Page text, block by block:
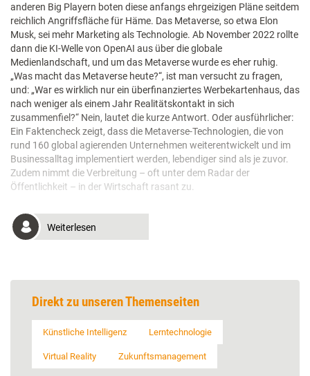
anderen Big Playern boten diese anfangs ehrgeizigen Pläne seitdem
reichlich Angriffsfläche für Häme. Das Metaverse, so etwa Elon
Musk, sei mehr Marketing als Technologie. Ab November 2022 rollte
dann die KI-Welle von OpenAI aus über die globale
Medienlandschaft, und um das Metaverse wurde es eher ruhig.
„Was macht das Metaverse heute?“, ist man versucht zu fragen,
und: „War es wirklich nur ein überfinanziertes Werbekartenhaus, das
nach weniger als einem Jahr Realitätskontakt in sich
zusammenfiel?“ Nein, lautet die kurze Antwort. Oder ausführlicher:
Ein Faktencheck zeigt, dass die Metaverse-Technologien, die von
rund 160 global agierenden Unternehmen weiterentwickelt und im
Businessalltag implementiert werden, lebendiger sind als je zuvor.
Zudem nimmt die Verbreitung – oft unter dem Radar der
Öffentlichkeit – in der Wirtschaft rasant zu.
Weiterlesen
Direkt zu unseren Themenseiten
Künstliche Intelligenz Lerntechnologie
Virtual Reality Zukunftsmanagement